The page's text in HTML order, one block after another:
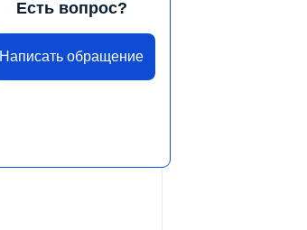
Есть вопрос?
Написать обращение